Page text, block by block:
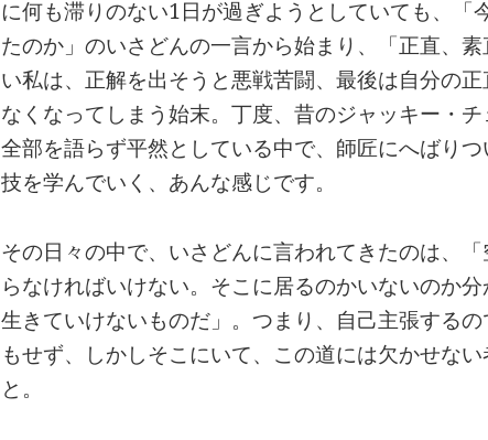
に何も滞りのない1日が過ぎようとしていても、「
たのか」のいさどんの一言から始まり、「正直、
い私は、正解を出そうと悪戦苦闘、最後は自分の
なくなってしまう始末。丁度、昔のジャッキー・
全部を語らず平然としている中で、師匠にへばり
技を学んでいく、あんな感じです。
その日々の中で、いさどんに言われてきたのは、
らなければいけない。そこに居るのかいないのか
生きていけないものだ」。つまり、自己主張する
もせず、しかしそこにいて、この道には欠かせな
と。